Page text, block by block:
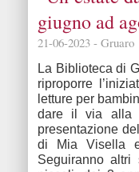
giugno ad
21-06-2023 - Gruaro
La Biblioteca di
riproporre
letture per
dare il via alla
presentazione
di Mia Visella
Seguiranno